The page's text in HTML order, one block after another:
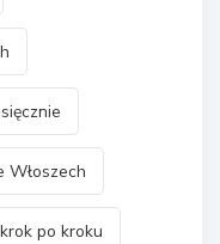
Włoszech
po kroku